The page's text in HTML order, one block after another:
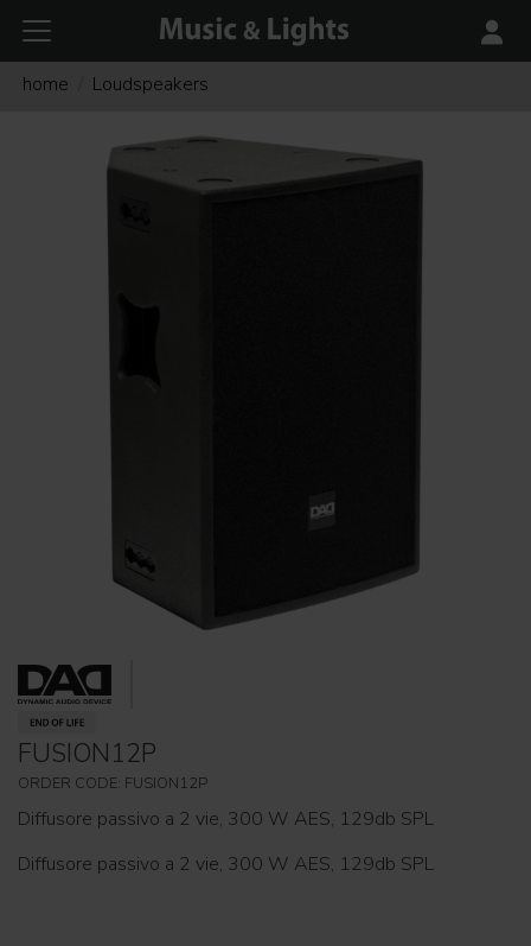
home Loudspeakers
FUSION12P
ORDER CODE: FUSION12P
Diffusore passivo a 2 vie, 300 W AES, 129db SPL
Diffusore passivo a 2 vie, 300 W AES, 129db SPL